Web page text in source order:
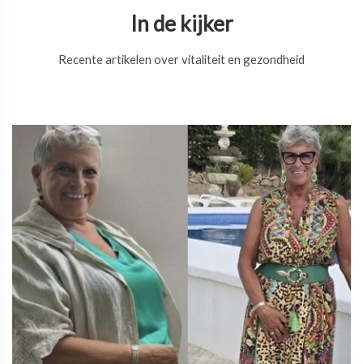
In de kijker
Recente artikelen over vitaliteit en gezondheid